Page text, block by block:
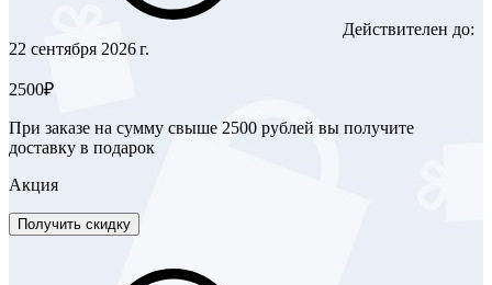
Действителен до:
22 сентября 2026 г.
2500₽
При заказе на сумму свыше 2500 рублей вы получите
доставку в подарок
Акция
Получить скидку